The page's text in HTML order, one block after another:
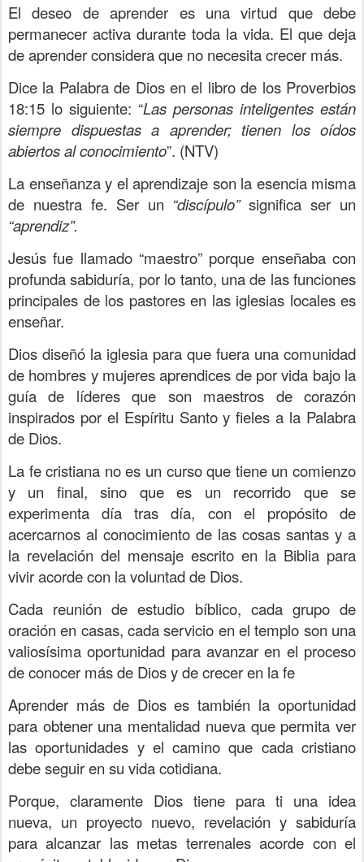
El deseo de aprender es una virtud que debe
permanecer activa durante toda la vida. El que deja
de aprender considera que no necesita crecer más.
Dice la Palabra de Dios en el libro de los Proverbios
18:15 lo siguiente: “Las personas inteligentes están
siempre dispuestas a aprender; tienen los oídos
abiertos al conocimiento”. (NTV)
La enseñanza y el aprendizaje son la esencia misma
de nuestra fe. Ser un “discípulo”significa ser un
“aprendiz”.
Jesús fue llamado “maestro” porque enseñaba con
profunda sabiduría, por lo tanto, una de las funciones
principales de los pastores en las iglesias locales es
enseñar.
Dios diseñó la iglesia para que fuera una comunidad
de hombres y mujeres aprendices de por vida bajo la
guía de líderes que son maestros de corazón
inspirados por el Espíritu Santo y fieles a la Palabra
de Dios.
La fe cristiana no es un curso que tiene un comienzo
y un final, sino que es un recorrido que se
experimenta día tras día, con el propósito de
acercarnos al conocimiento de las cosas santas y a
la revelación del mensaje escrito en la Biblia para
vivir acorde con la voluntad de Dios.
Cada reunión de estudio bíblico, cada grupo de
oración en casas, cada servicio en el templo son una
valiosísima oportunidad para avanzar en el proceso
de conocer más de Dios y de crecer en la fe
Aprender más de Dios es también la oportunidad
para obtener una mentalidad nueva que permita ver
las oportunidades y el camino que cada cristiano
debe seguir en su vida cotidiana.
Porque, claramente Dios tiene para ti una idea
nueva, un proyecto nuevo, revelación y sabiduría
para alcanzar las metas terrenales acorde con el